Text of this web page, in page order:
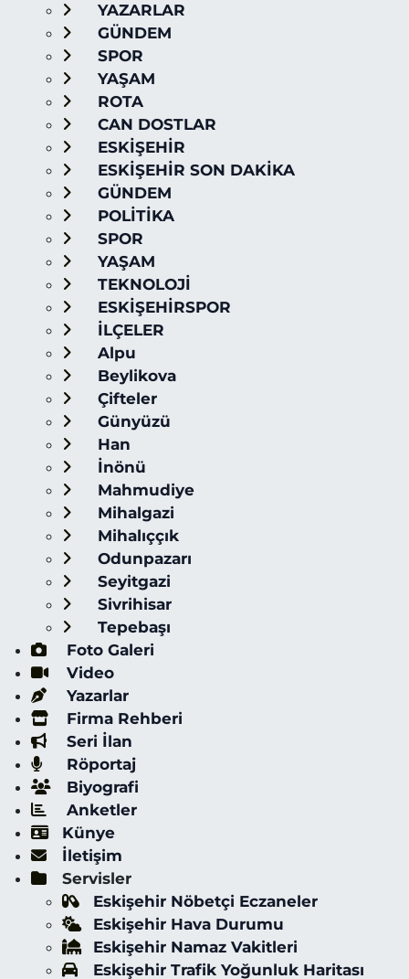
YAZARLAR
GÜNDEM
SPOR
YAŞAM
ROTA
CAN DOSTLAR
ESKİŞEHİR
ESKİŞEHİR SON DAKİKA
GÜNDEM
POLİTİKA
SPOR
YAŞAM
TEKNOLOJİ
ESKİŞEHİRSPOR
İLÇELER
Alpu
Beylikova
Çifteler
Günyüzü
Han
İnönü
Mahmudiye
Mihalgazi
Mihalıççık
Odunpazarı
Seyitgazi
Sivrihisar
Tepebaşı
Foto Galeri
Video
Yazarlar
Firma Rehberi
Seri İlan
Röportaj
Biyografi
Anketler
Künye
İletişim
Servisler
Eskişehir Nöbetçi Eczaneler
Eskişehir Hava Durumu
Eskişehir Namaz Vakitleri
Eskişehir Trafik Yoğunluk Haritası